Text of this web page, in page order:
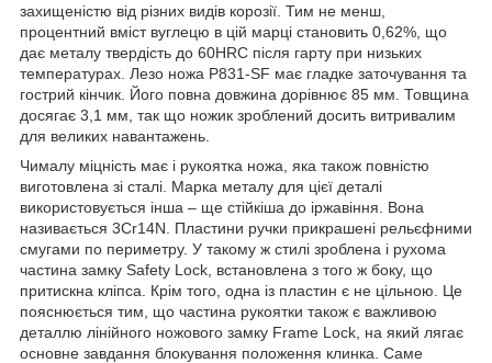
захищеністю від різних видів корозії. Тим не менш,
процентний вміст вуглецю в цій марці становить 0,62%, що
дає металу твердість до 60HRC після гарту при низьких
температурах. Лезо ножа P831-SF має гладке заточування та
гострий кінчик. Його повна довжина дорівнює 85 мм. Товщина
досягає 3,1 мм, так що ножик зроблений досить витривалим
для великих навантажень.
Чималу міцність має і рукоятка ножа, яка також повністю
виготовлена ​​зі сталі. Марка металу для цієї деталі
використовується інша – ще стійкіша до іржавіння. Вона
називається 3Cr14N. Пластини ручки прикрашені рельєфними
смугами по периметру. У такому ж стилі зроблена і рухома
частина замку Safety Lock, встановлена ​​з того ж боку, що
притискна кліпса. Крім того, одна із пластин є не цільною. Це
пояснюється тим, що частина рукоятки також є важливою
деталлю лінійного ножового замку Frame Lock, на який лягає
основне завдання блокування положення клинка. Саме